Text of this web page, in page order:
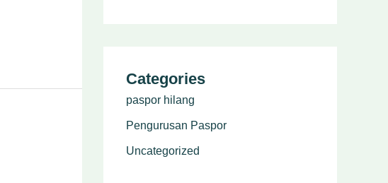
Categories
paspor hilang
Pengurusan Paspor
Uncategorized